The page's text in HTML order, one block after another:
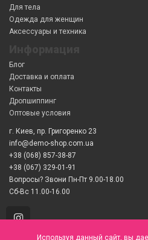
Для тела
Одежда для женщин
Аксессуары и техника
Блог
Доставка и оплата
Контакты
Дропшиппинг
Оптовые условия
г. Киев, пр. Григоренко 23
info@demo-shop.com.ua
+38 (068) 857-38-87
+38 (067) 329-01-91
Вопросы? Звони Пн-Пт 9.00-18.00
Сб-Вс 11.00-16.00
Используя данный сайт, вы